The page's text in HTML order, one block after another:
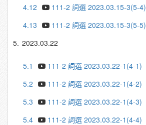
4.12
111-2 詞選 2023.03.15-3(5-4)
4.13
111-2 詞選 2023.03.15-3(5-5)
5. 2023.03.22
5.1
111-2 詞選 2023.03.22-1(4-1)
5.2
111-2 詞選 2023.03.22-1(4-2)
5.3
111-2 詞選 2023.03.22-1(4-3)
5.4
111-2 詞選 2023.03.22-1(4-4)